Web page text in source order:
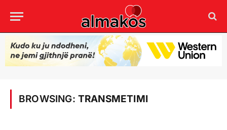
BROWSING: TRANSMETIMI